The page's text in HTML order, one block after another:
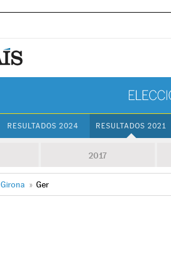
RESULTADOS 2024 RESULTADOS 2021
2017
Girona » Ger